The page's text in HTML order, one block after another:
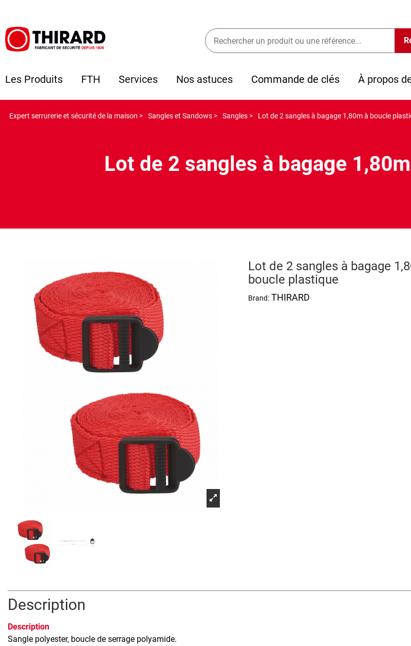
Les Produits FTH Services Nos astuces Commande de clés À propos
Expert serrurerie et sécurité de la maison > Sangles et Sandows > Sangles > Lot de 2 sangles à bagage 1,80m à boucle
Lot de 2 sangles à bagage
Lot de 2 sangles à bagage
boucle plastique
Brand: THIRARD
Description
Description
Sangle polyester, boucle de serrage polyamide.